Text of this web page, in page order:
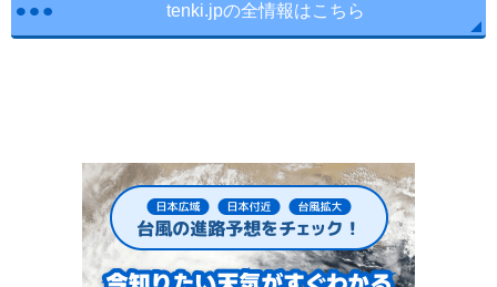
tenki.jpの全情報はこちら